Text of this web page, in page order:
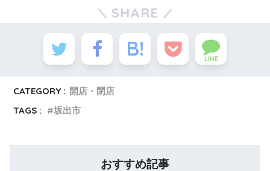
SHARE
LINE
CATEGORY : 開店・閉店
TAGS :
坂出市
おすすめ記事